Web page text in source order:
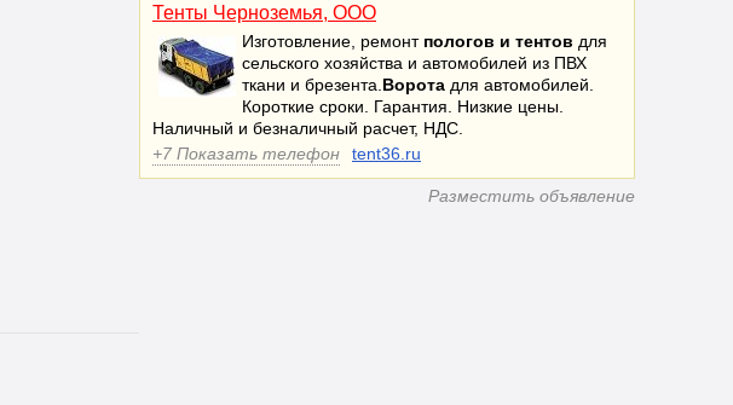
Тенты Черноземья, ООО
Изготовление, ремонт пологов и тентов для
сельского хозяйства и автомобилей из ПВХ
ткани и брезента. Ворота для автомобилей.
Короткие сроки. Гарантия. Низкие цены.
Наличный и безналичный расчет, НДС.
+7 Показать телефон
tent36.ru
Разместить объявление